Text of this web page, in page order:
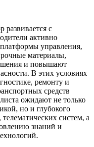
с
активно
управления,
материалы,
и повышают
В этих условиях
ремонту и
средств
ожидают не только
но и глубокого
систем, а
знаний и